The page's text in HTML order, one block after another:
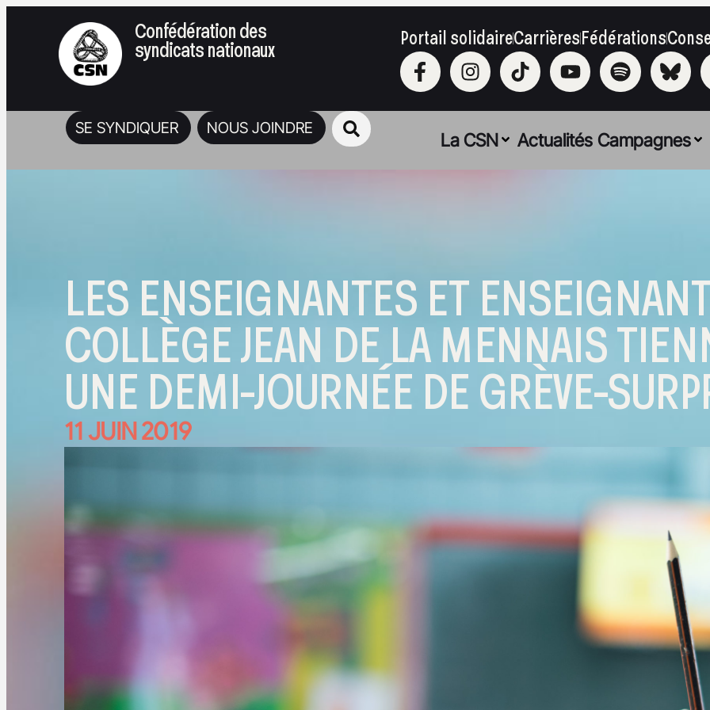
Confédération des
syndicats nationaux Portail solidaireCarrièresFédérations
SE SYNDIQUER NOUS JOINDRE
La CSN Actualités Campagnes
LES ENSEIGNANTES ET
COLLÈGE JEAN DE LA MENNAIS
UNE DEMI-JOURNÉE DE GRÈVE-
11 JUIN 2019